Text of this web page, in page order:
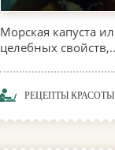
Морская капуста
целебных
РЕЦЕПТЫ КРАСОТЫ